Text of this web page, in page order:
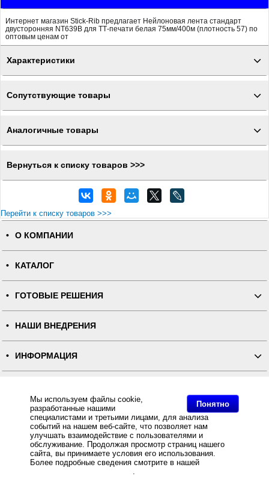
Понятно
Мы используем файлы cookie,
разработанные нашими
специалистами и третьими лицами, для анализа
событий на нашем веб-сайте, что позволяет нам
улучшать взаимодействие с пользователями и
обслуживание. Продолжая просмотр страниц нашего
сайта, вы принимаете условия его использования.
Более подробные сведения смотрите в нашей
.
Интернет магазин Stick-Rib предлагает Нейлоновая лента стандарт
двусторонняя NT639B для ТТ-печати белая 75мм/400м (плотность 57) по
оптовым ценам от
Характеристики
Сопутствующие товары
Аналогичные товары
Вернуться к списку товаров >>>
Перейти к списку товаров >>>
О КОМПАНИИ
КАТАЛОГ
ГОТОВЫЕ РЕШЕНИЯ
НАШИ ВНЕДРЕНИЯ
ИНФОРМАЦИЯ
ПОЛНАЯ ВЕРСИЯ
Интернет-магазин "ПОСЛЭНД" - торгового оборудования, оборудования для автоматизации общепита и
торговли, расходных материалов
Все права защищены, ООО "ПОСЛЭНД" © 2008-2026.
Политика конфиденциальности
Основное: Интернет магазин Stick-Rib предлагает Нейлоновая лента стандарт двусторонняя NT639B
для ТТ-печати белая 75мм/400м (плотность 57) по оптовым ценам от , Нейлоновая лента стандарт